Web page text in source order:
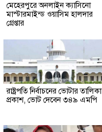
মেহেরপুরে অনলাইন ক্যাসিনো
মাস্টারমাইন্ড ওয়াসিম হালদার
গ্রেপ্তার
রাষ্ট্রপতি নির্বাচনের ভোটার তালিকা
প্রকাশ, ভোট দেবেন ৩৪৯ এমপি